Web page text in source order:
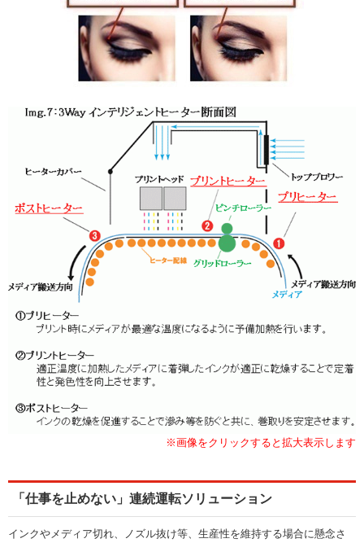
※画像をクリックすると拡大表示します
「仕事を止めない」連続運転ソリューション
インクやメディア切れ、ノズル抜け等、生産性を維持する場合に懸念さ